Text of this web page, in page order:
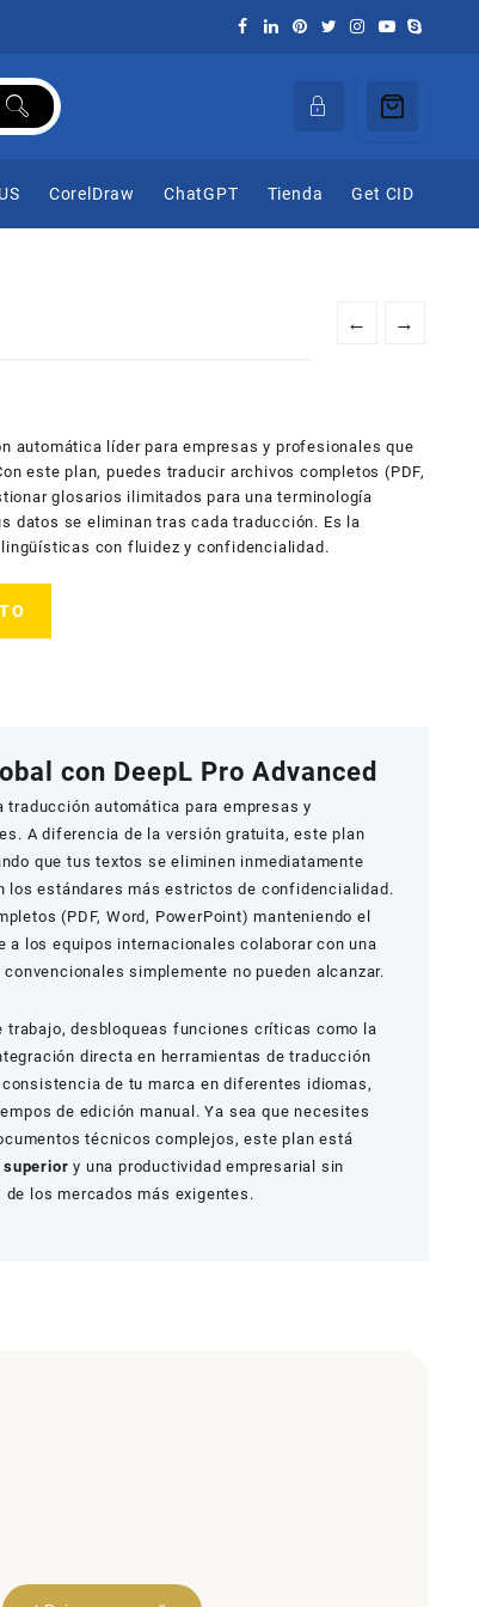
CorelDraw ChatGPT Tienda Get CID
← →
automática líder para empresas y profesionales que
este plan, puedes traducir archivos completos (PDF,
glosarios ilimitados para una terminología
datos se eliminan tras cada traducción. Es la
con fluidez y confidencialidad.
con DeepL Pro Advanced
traducción automática para empresas y
A diferencia de la versión gratuita, este plan
que tus textos se eliminen inmediatamente
los estándares más estrictos de confidencialidad.
(PDF, Word, PowerPoint) manteniendo el
a los equipos internacionales colaborar con una
simplemente no pueden alcanzar.
trabajo, desbloqueas funciones críticas como la
directa en herramientas de traducción
de tu marca en diferentes idiomas,
de edición manual. Ya sea que necesites
técnicos complejos, este plan está
y una productividad empresarial sin
los mercados más exigentes.